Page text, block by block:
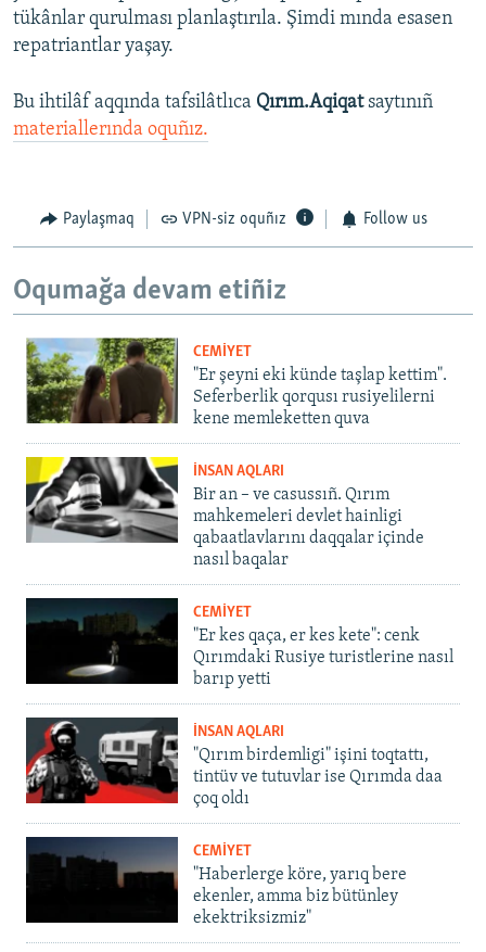
tükânlar qurulması planlaştırıla. Şimdi mında esasen
repatriantlar yaşay.
Bu ihtilâf aqqında tafsilâtlıca Qırım.Aqiqatsaytınıñ
materiallerında oquñız.
Paylaşmaq VPN-siz oquñız Follow us
Oqumağa devam etiñiz
CEMİYET
"Er şeyni eki künde taşlap kettim".
Seferberlik qorqusı rusiyelilerni
kene memleketten quva
İNSAN AQLARI
Bir an – ve casussıñ. Qırım
mahkemeleri devlet hainligi
qabaatlavlarını daqqalar içinde
nasıl baqalar
CEMİYET
"Er kes qaça, er kes kete": cenk
Qırımdaki Rusiye turistlerine nasıl
barıp yetti
İNSAN AQLARI
"Qırım birdemligi" işini toqtattı,
tintüv ve tutuvlar ise Qırımda daa
çoq oldı
CEMİYET
"Haberlerge köre, yarıq bere
ekenler, amma biz bütünley
ekektriksizmiz"